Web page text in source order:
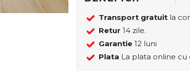
Transport gratuit la
Retur 14 zile.
Garantie 12 luni
Plata La plata online cu